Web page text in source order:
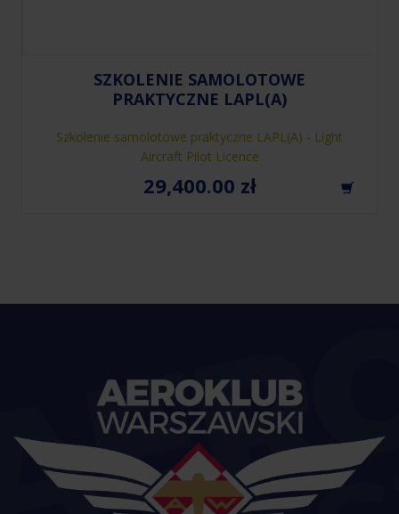
SZKOLENIE SAMOLOTOWE
PRAKTYCZNE LAPL(A)
Szkolenie samolotowe praktyczne LAPL(A) - Light
Aircraft Pilot Licence
29,400.00 zł